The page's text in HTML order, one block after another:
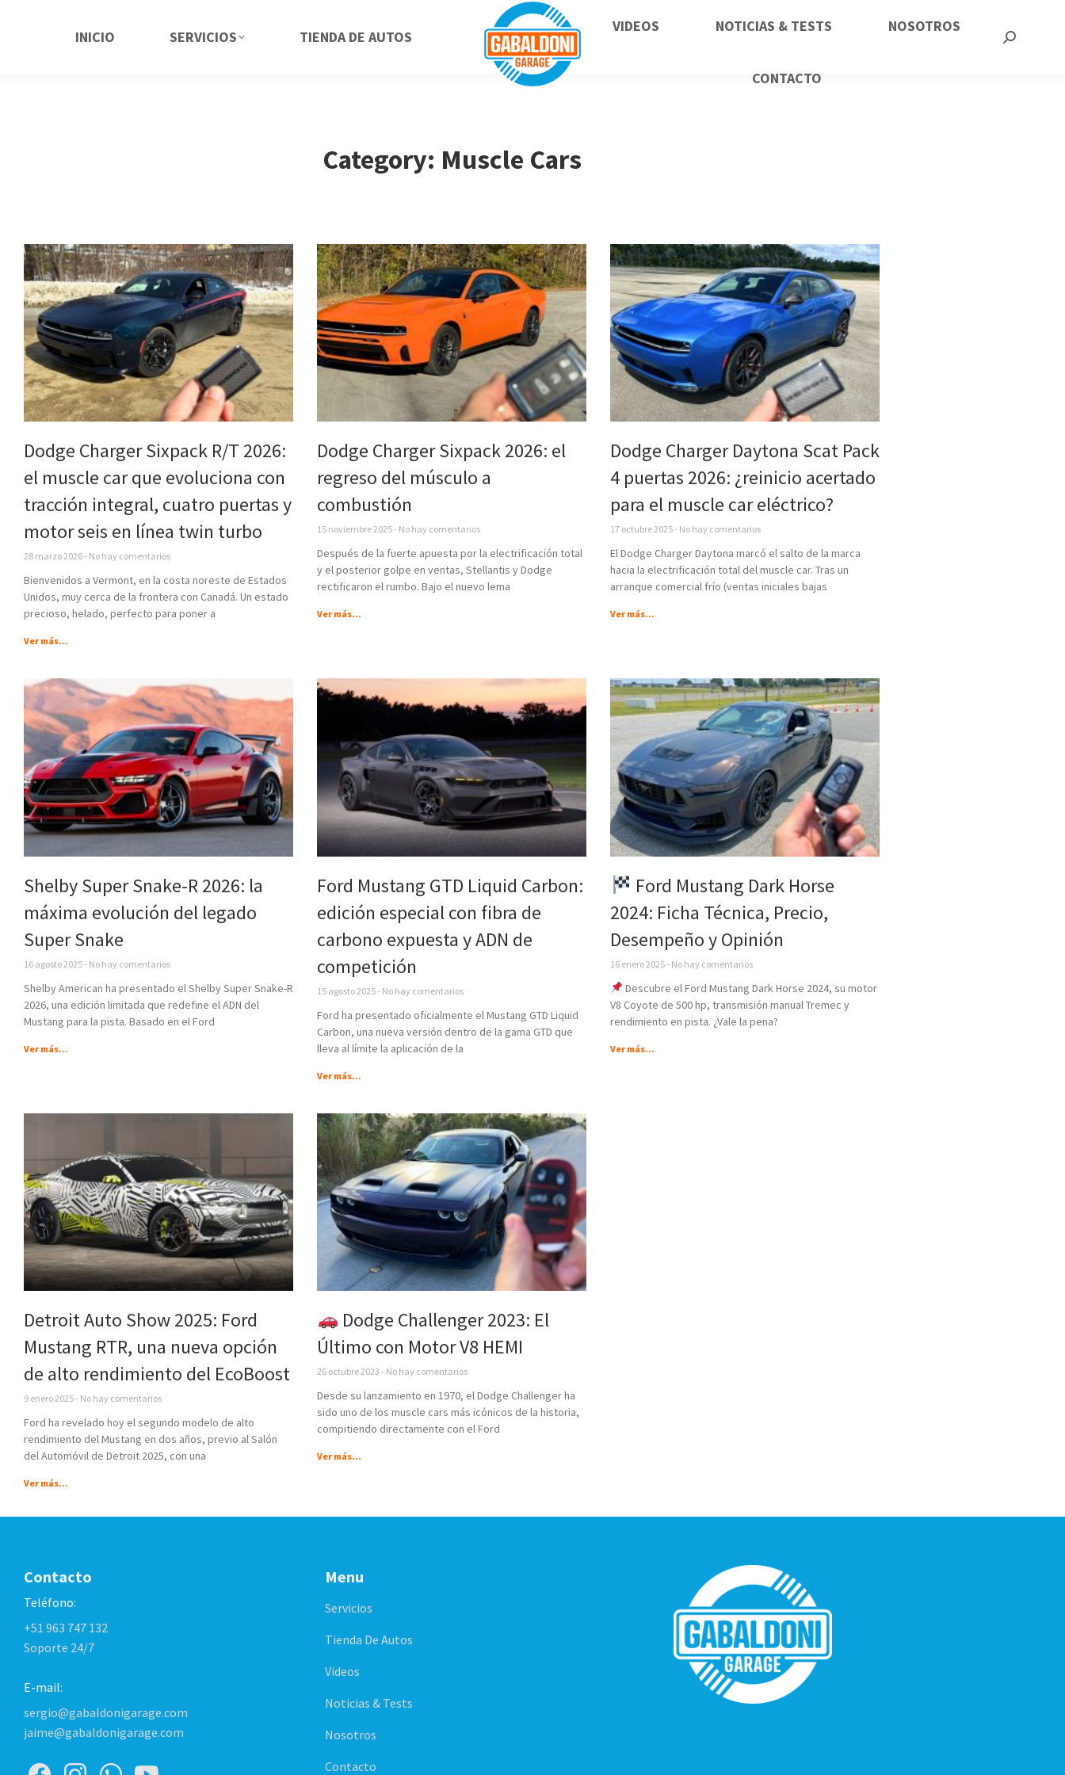
INICIO SERVICIOS TIENDA DE AUTOS
VIDEOS NOTICIAS & TESTS NOSOTROS
CONTACTO
Category: Muscle Cars
Dodge Charger Sixpack R/T 2026:
el muscle car que evoluciona con
tracción integral, cuatro puertas y
motor seis en línea twin turbo
28 marzo 2026 No hay comentarios
Bienvenidos a Vermont, en la costa noreste de Estados
Unidos, muy cerca de la frontera con Canadá. Un estado
precioso, helado, perfecto para poner a
Ver más...
Dodge Charger Sixpack 2026: el
regreso del músculo a
combustión
15 noviembre 2025 No hay comentarios
Después de la fuerte apuesta por la electrificación total
y el posterior golpe en ventas, Stellantis y Dodge
rectificaron el rumbo. Bajo el nuevo lema
Ver más...
Dodge Charger Daytona Scat Pack
4 puertas 2026: ¿reinicio acertado
para el muscle car eléctrico?
17 octubre 2025 No hay comentarios
El Dodge Charger Daytona marcó el salto de la marca
hacia la electrificación total del muscle car. Tras un
arranque comercial frío (ventas iniciales bajas
Ver más...
Shelby Super Snake-R 2026: la
máxima evolución del legado
Super Snake
16 agosto 2025 No hay comentarios
Shelby American ha presentado el Shelby Super Snake-R
2026, una edición limitada que redefine el ADN del
Mustang para la pista. Basado en el Ford
Ver más...
Ford Mustang GTD Liquid Carbon:
edición especial con fibra de
carbono expuesta y ADN de
competición
15 agosto 2025 No hay comentarios
Ford ha presentado oficialmente el Mustang GTD Liquid
Carbon, una nueva versión dentro de la gama GTD que
lleva al límite la aplicación de la
Ver más...
Ford Mustang Dark Horse
2024: Ficha Técnica, Precio,
Desempeño y Opinión
16 enero 2025 No hay comentarios
Descubre el Ford Mustang Dark Horse 2024, su motor
V8 Coyote de 500 hp, transmisión manual Tremec y
rendimiento en pista. ¿Vale la pena?
Ver más...
Detroit Auto Show 2025: Ford
Mustang RTR, una nueva opción
de alto rendimiento del EcoBoost
9 enero 2025 No hay comentarios
Ford ha revelado hoy el segundo modelo de alto
rendimiento del Mustang en dos años, previo al Salón
del Automóvil de Detroit 2025, con una
Ver más...
Dodge Challenger 2023: El
Último con Motor V8 HEMI
26 octubre 2023 No hay comentarios
Desde su lanzamiento en 1970, el Dodge Challenger ha
sido uno de los muscle cars más icónicos de la historia,
compitiendo directamente con el Ford
Ver más...
Contacto
Teléfono:
+51 963 747 132
Soporte 24/7
E-mail:
sergio@gabaldonigarage.com
jaime@gabaldonigarage.com
Menu
Servicios
Tienda De Autos
Videos
Noticias & Tests
Nosotros
Contacto